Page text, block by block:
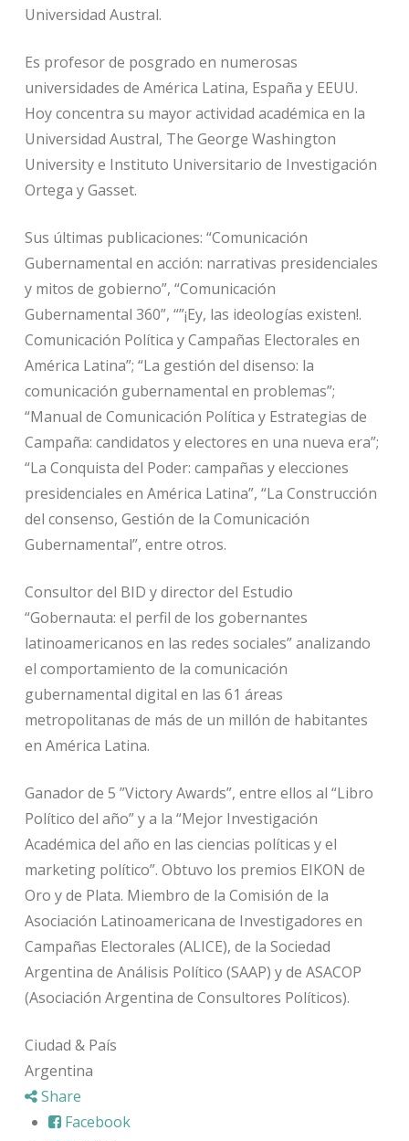
Universidad Austral.
Es profesor de posgrado en numerosas
universidades de América Latina, España y EEUU.
Hoy concentra su mayor actividad académica en la
Universidad Austral, The George Washington
University e Instituto Universitario de Investigación
Ortega y Gasset.
Sus últimas publicaciones: “Comunicación
Gubernamental en acción: narrativas presidenciales
y mitos de gobierno”, “Comunicación
Gubernamental 360”, “”¡Ey, las ideologías existen!.
Comunicación Política y Campañas Electorales en
América Latina”; “La gestión del disenso: la
comunicación gubernamental en problemas”;
“Manual de Comunicación Política y Estrategias de
Campaña: candidatos y electores en una nueva era”;
“La Conquista del Poder: campañas y elecciones
presidenciales en América Latina”, “La Construcción
del consenso, Gestión de la Comunicación
Gubernamental”, entre otros.
Consultor del BID y director del Estudio
“Gobernauta: el perfil de los gobernantes
latinoamericanos en las redes sociales” analizando
el comportamiento de la comunicación
gubernamental digital en las 61 áreas
metropolitanas de más de un millón de habitantes
en América Latina.
Ganador de 5 ”Victory Awards”, entre ellos al “Libro
Político del año” y a la “Mejor Investigación
Académica del año en las ciencias políticas y el
marketing político”. Obtuvo los premios EIKON de
Oro y de Plata. Miembro de la Comisión de la
Asociación Latinoamericana de Investigadores en
Campañas Electorales (ALICE), de la Sociedad
Argentina de Análisis Político (SAAP) y de ASACOP
(Asociación Argentina de Consultores Políticos).
Ciudad & País
Argentina
Share
Facebook